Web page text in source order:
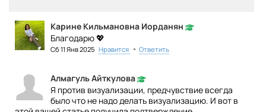
Карине Кильмановна Иорданян
Благодарю 💖
Сб 11 Янв 2025 Нравится • Ответить
Алмагуль Айткулова
Я против визуализации, предчувствие всегда
было что не надо делать визуализацию. И вот в